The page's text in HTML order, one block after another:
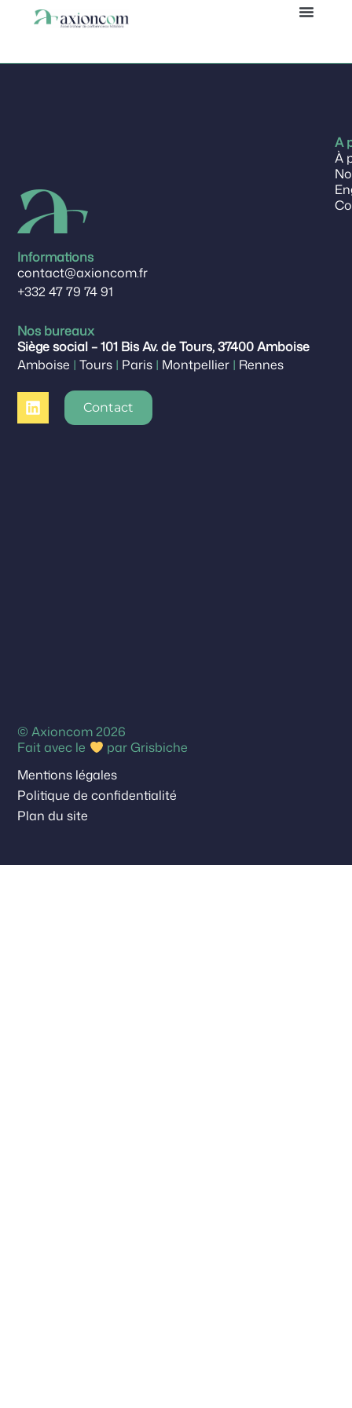
Panneau de gestion des cookies
Aurore
Informations
contact@axioncom.fr
+332 47 79 74 91
Nos bureaux
Siège social – 101 Bis Av. de Tours, 37400 Amboise
Amboise | Tours | Paris | Montpellier | Rennes
Contact
A
À
© Axioncom 2026
Fait avec le
parGrisbiche
Mentions légales
Politique de confidentialité
Plan du site